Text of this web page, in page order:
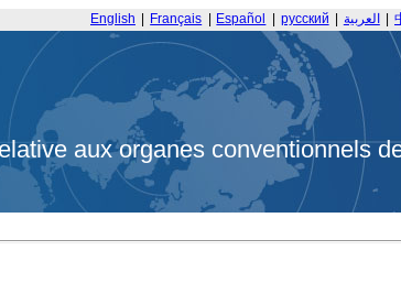
English Français Español русский العربية
aux organes conventionnels